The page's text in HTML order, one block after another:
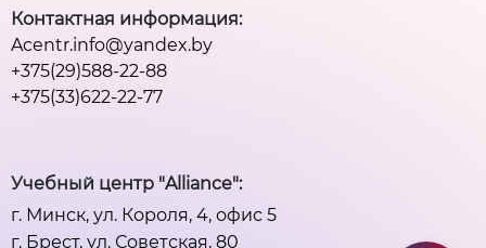
Контактная информация:
Acentr.info@yandex.by
+375(29)588-22-88
+375(33)622-22-77
Учебный центр "Alliance":
г. Минск, ул. Короля, 4, офис 5
г. Брест, ул. Советская, 80